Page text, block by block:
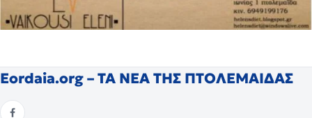
Eordaia.org – ΤΑ ΝΕΑ ΤΗΣ ΠΤΟΛΕΜΑΙΔΑΣ